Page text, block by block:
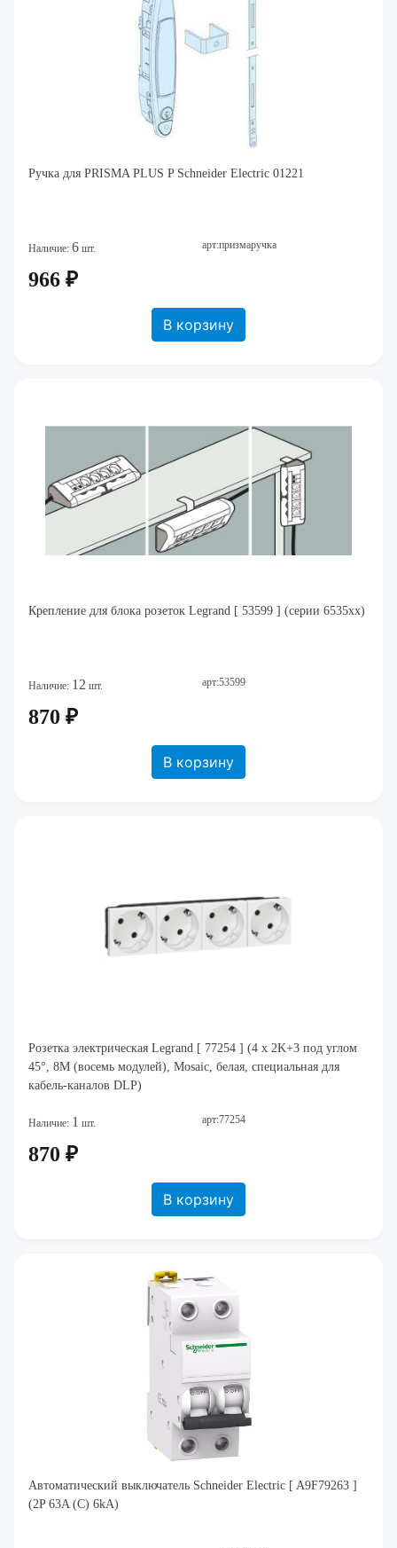
Ручка для PRISMA PLUS P Schneider Electric 01221
Наличие: 6 шт. арт:призмаручка
966 ₽
В корзину
Крепление для блока розеток Legrand [ 53599 ] (серии 6535xx)
Наличие: 12 шт. арт:53599
870 ₽
В корзину
Розетка электрическая Legrand [ 77254 ] (4 x 2K+3 под углом
45°, 8M (восемь модулей), Mosaic, белая, специальная для
кабель-каналов DLP)
Наличие: 1 шт. арт:77254
870 ₽
В корзину
Автоматический выключатель Schneider Electric [ A9F79263 ]
(2P 63A (C) 6kA)